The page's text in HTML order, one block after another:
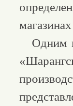
Одним